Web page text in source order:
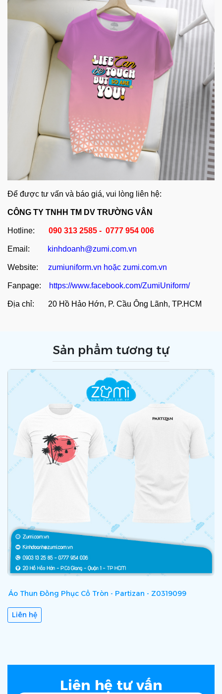
Để được tư vấn và báo giá, vui lòng liên hệ:
CÔNG TY TNHH TM DV TRƯỜNG VÂN
Hotline: 090 313 2585 - 0777 954 006
Email: kinhdoanh@zumi.com.vn
Website: zumiuniform.vn hoặc zumi.com.vn
Fanpage: https://www.facebook.com/ZumiUniform/
Địa chỉ: 20 Hồ Hảo Hớn, P. Cầu Ông Lãnh, TP.HCM
Sản phẩm tương tự
Áo Thun Đồng Phục Cổ Tròn - Partizan - Z0319099
Liên hệ
Liên hệ tư vấn